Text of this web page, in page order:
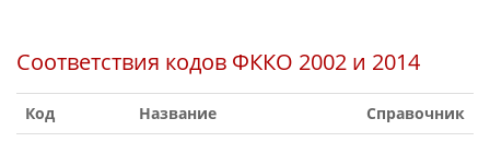
Соответствия кодов ФККО 2002 и 2014
Код Название
Справочник